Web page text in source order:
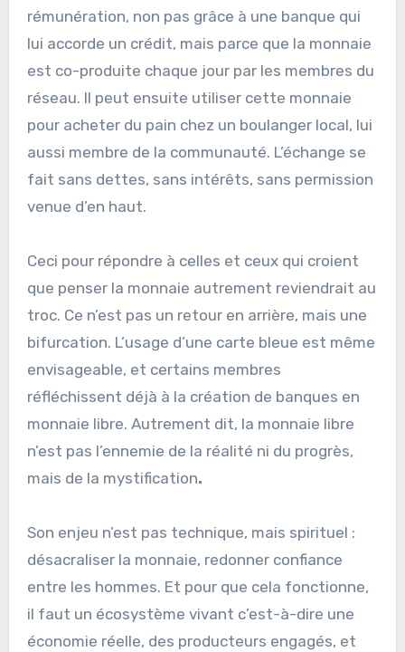
rémunération, non pas grâce à une banque qui
lui accorde un crédit, mais parce que la monnaie
est co-produite chaque jour par les membres du
réseau. Il peut ensuite utiliser cette monnaie
pour acheter du pain chez un boulanger local, lui
aussi membre de la communauté. L’échange se
fait sans dettes, sans intérêts, sans permission
venue d’en haut.
Ceci pour répondre à celles et ceux qui croient
que penser la monnaie autrement reviendrait au
troc. Ce n’est pas un retour en arrière, mais une
bifurcation. L’usage d’une carte bleue est même
envisageable, et certains membres
réfléchissent déjà à la création de banques en
monnaie libre. Autrement dit, la monnaie libre
n’est pas l’ennemie de la réalité ni du progrès,
mais de la mystification.
Son enjeu n’est pas technique, mais spirituel :
désacraliser la monnaie, redonner confiance
entre les hommes. Et pour que cela fonctionne,
il faut un écosystème vivant c’est-à-dire une
économie réelle, des producteurs engagés, et